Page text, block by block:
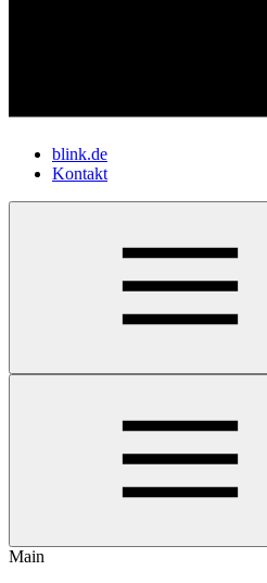
blink.de
Kontakt
Main